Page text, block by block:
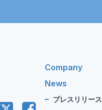
Company
News
プレスリリース